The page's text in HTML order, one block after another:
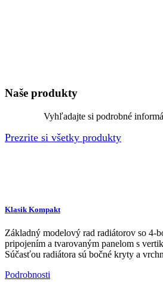
Naše produkty
Vyhľadajte si podrobné
Prezrite si všetky produkty
Klasik Kompakt
Základný modelový rad radiátorov so 4-
pripojením a tvarovaným panelom s
Súčasťou radiátora sú bočné kryty a
Podrobnosti